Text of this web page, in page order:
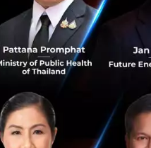
การช้อปปิ้งออนไลน์เข้ากับ
ล่าว
ทธ์ จะช่วยเสริมแกร่งให้
ในภูมิภาคด้วย